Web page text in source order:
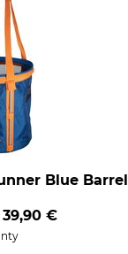
Blue Barrel
39,90 €